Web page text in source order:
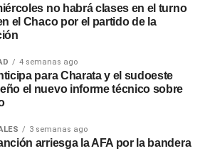
no habrá clases en el turno
el Chaco por el partido de la
4 semanas ago
para Charata y el sudoeste
el nuevo informe técnico sobre
3 semanas ago
arriesga la AFA por la bandera